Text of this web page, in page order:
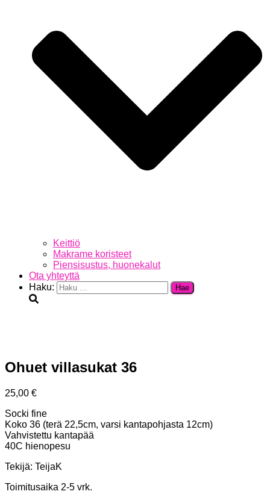
Keittiö
Makrame koristeet
Piensisustus, huonekalut
Ota yhteyttä
Haku:
Ohuet villasukat 36
25,00 €
Socki fine
Koko 36 (terä 22,5cm, varsi kantapohjasta 12cm)
Vahvistettu kantapää
40C hienopesu
Tekijä: TeijaK
Toimitusaika 2-5 vrk.